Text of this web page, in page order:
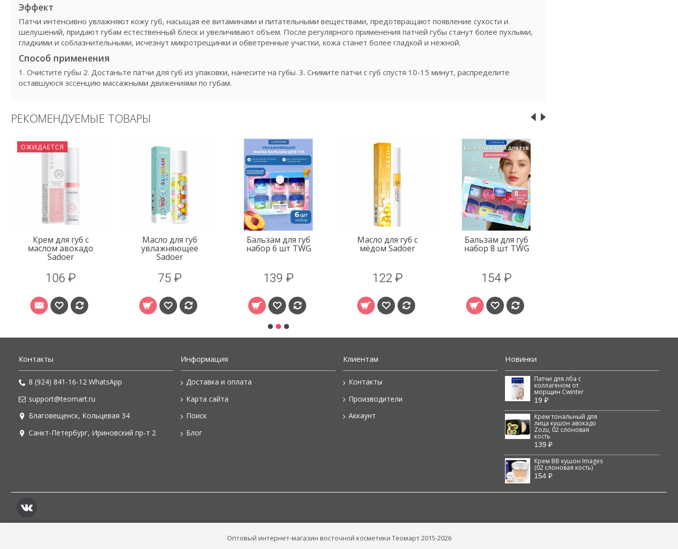
Эффект
Патчи интенсивно увлажняют кожу губ, насыщая ее витаминами и питательными веществами, предотвращают появление сухости и
шелушений, придают губам естественный блеск и увеличивают объем. После регулярного применения патчей губы станут более пухлыми,
гладкими и соблазнительными, исчезнут микротрещинки и обветренные участки, кожа станет более гладкой и нежной.
Способ применения
1. Очистите губы 2. Достаньте патчи для губ из упаковки, нанесите на губы. 3. Снимите патчи с губ спустя 10-15 минут, распределите
оставшуюся эссенцию массажными движениями по губам.
РЕКОМЕНДУЕМЫЕ ТОВАРЫ
Масло для губ
увлажняющее
Sadoer
75 ₽
Бальзам для губ
набор 6 шт TWG
139 ₽
Масло для губ с
мёдом Sadoer
122 ₽
Бальзам для губ
набор 8 шт TWG
154 ₽
Бальзам для губ
набор 8 шт Hymeys
157 ₽
Контакты
8 (924) 841-16-12 WhatsApp
support@teomart.ru
Благовещенск, Кольцевая 34
Санкт-Петербург, Ириновский пр-т 2
Информация
Доставка и оплата
Карта сайта
Поиск
Блог
Клиентам
Контакты
Производители
Аккаунт
Новинки
Патчи для лба с
коллагеном от
морщин Cwinter
19 ₽
Крем тональный для
лица кушон авокадо
Zozu, 02 слоновая
кость
139 ₽
Крем BB кушон Images
(02 слоновая кость)
154 ₽
Оптовый интернет-магазин восточной косметики Теомарт 2015-2026